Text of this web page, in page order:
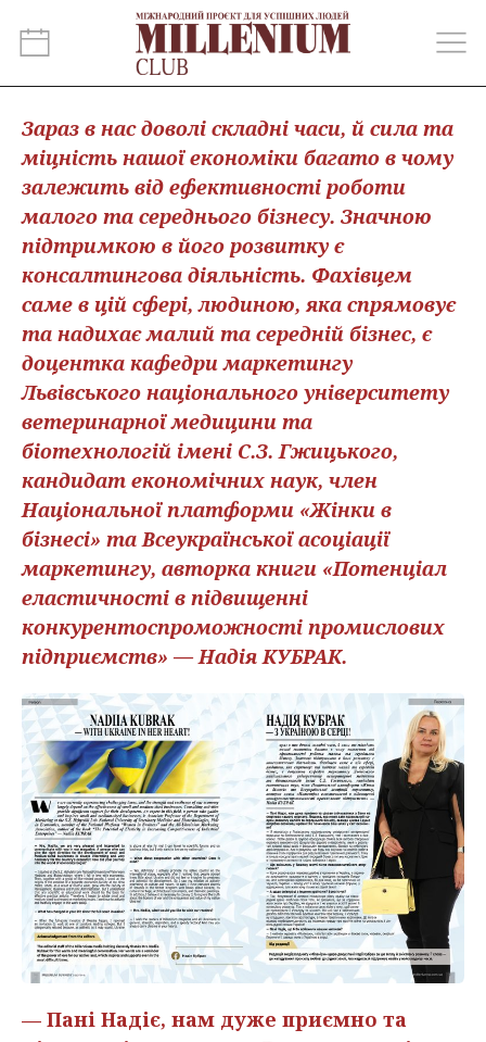
Зараз в нас доволі складні часи, й сила та
міцність нашої економіки багато в чому
залежить від ефективності роботи
малого та середнього бізнесу. Значною
підтримкою в його розвитку є
консалтингова діяльність. Фахівцем
саме в цій сфері, людиною, яка спрямовує
та надихає малий та середній бізнес, є
доцентка кафедри маркетингу
Львівського національного університету
ветеринарної медицини та
біотехнологій імені С.З. Гжицького,
кандидат економічних наук, член
Національної платформи «Жінки в
бізнесі» та Всеукраїнської асоціації
маркетингу, авторка книги «Потенціал
еластичності в підвищенні
конкурентоспроможності промислових
підприємств» — Надія КУБРАК.
— Пані Надіє, нам дуже приємно та